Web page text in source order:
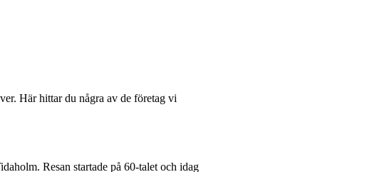
Här hittar du några av de företag vi
Resan startade på 60-talet och idag